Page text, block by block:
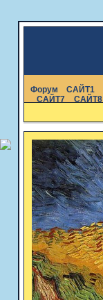
Форум САЙТ1
САЙТ7
САЙТ8